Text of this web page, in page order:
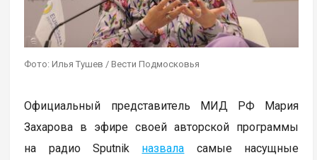
Фото: Илья Тушев / Вести Подмосковья
Официальный представитель МИД РФ Мария
Захарова в эфире своей авторской программы
на радио Sputnik назвала самые насущные